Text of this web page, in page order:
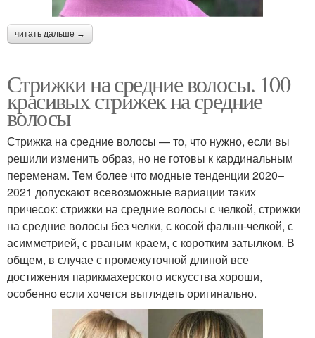
читать дальше →
Стрижки на средние волосы. 100
красивых стрижек на средние
волосы
Стрижка на средние волосы — то, что нужно, если вы
решили изменить образ, но не готовы к кардинальным
переменам. Тем более что модные тенденции 2020–
2021 допускают всевозможные вариации таких
причесок: стрижки на средние волосы с челкой, стрижки
на средние волосы без челки, с косой фальш-челкой, с
асимметрией, с рваным краем, с коротким затылком. В
общем, в случае с промежуточной длиной все
достижения парикмахерского искусства хороши,
особенно если хочется выглядеть оригинально.